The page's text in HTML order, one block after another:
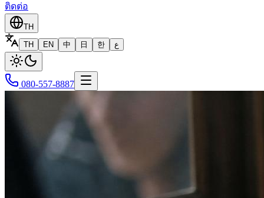
ติดต่อ
TH
TH
EN 中 日 한 ع
080-557-8887